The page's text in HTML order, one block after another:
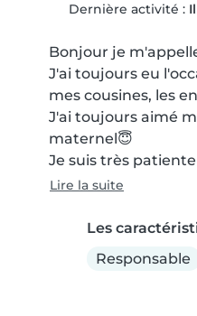
Dernière activité :
Bonjour je
J'ai toujours eu
mes cousines, les
J'ai toujours aimé
maternel😇
Je suis très
Lire la suite
Les
Responsable